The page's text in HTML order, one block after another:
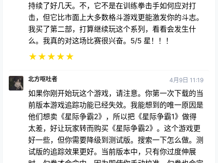
持续了好几天。不，它不是在训练拳击手如何应对打
击，但它比市面上大多数格斗游戏更能激发你的斗志。
我买了第二部，打算继续玩这个系列，看看会发生什
么。我真的对这场比赛很兴奋。5/5 星！！！
★★★★★
北方呕吐者 4月9日 11:19
如果你刚开始玩这个游戏，请注意。你第一次下载的当
前版本游戏追踪功能已经失效。我能想到的唯一原因是
他们想卖《星际争霸2》，所以把《星际争霸1》做得
太差，好让玩家转而购买《星际争霸2》。这个游戏更
好一些，但你需要降级到测试版。搜索一下怎么做。测
试版的追踪效果更好。当前版本中，只有你过度伸展